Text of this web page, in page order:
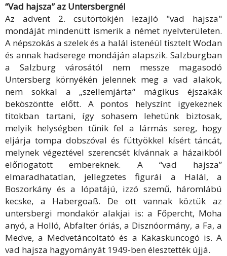
“Vad hajsza” az Untersbergnél
Az advent 2. csütörtökjén lezajló "vad hajsza"
mondáját mindenütt ismerik a német nyelvterületen.
A népszokás a szelek és a halál istenéül tisztelt Wodan
és annak hadserege mondáján alapszik. Salzburgban
a Salzburg városától nem messze magasodó
Untersberg környékén jelennek meg a vad alakok,
nem sokkal a „szellemjárta“ mágikus éjszakák
beköszöntte előtt. A pontos helyszínt igyekeznek
titokban tartani, így sohasem lehetünk biztosak,
melyik helységben tűnik fel a lármás sereg, hogy
eljárja tompa dobszóval és füttyökkel kísért táncát,
melynek végeztével szerencsét kívánnak a házaikból
előriogatott embereknek. A “vad hajsza”
elmaradhatatlan, jellegzetes figurái a Halál, a
Boszorkány és a lópatájú, izzó szemű, háromlábú
kecske, a Habergoaß. De ott vannak köztük az
untersbergi mondakör alakjai is: a Főpercht, Moha
anyó, a Holló, Abfalter óriás, a Disznóormány, a Fa, a
Medve, a Medvetáncoltató és a Kakaskuncogó is. A
vad hajsza hagyományát 1949-ben élesztették újjá.